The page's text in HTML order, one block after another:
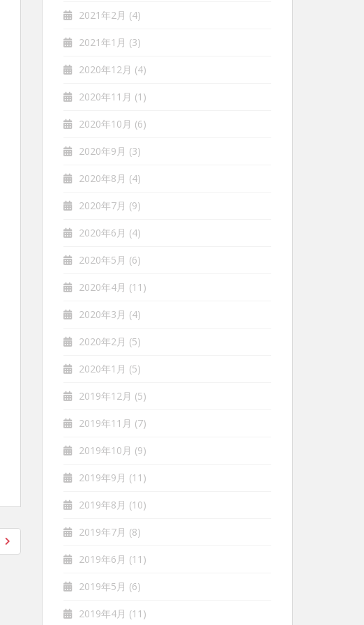
2021年2月 (4)
2021年1月 (3)
2020年12月 (4)
2020年11月 (1)
2020年10月 (6)
2020年9月 (3)
2020年8月 (4)
2020年7月 (9)
2020年6月 (4)
2020年5月 (6)
2020年4月 (11)
2020年3月 (4)
2020年2月 (5)
2020年1月 (5)
2019年12月 (5)
2019年11月 (7)
2019年10月 (9)
2019年9月 (11)
2019年8月 (10)
2019年7月 (8)
2019年6月 (11)
2019年5月 (6)
2019年4月 (11)